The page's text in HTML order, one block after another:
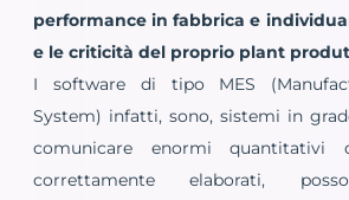
performance in fabbrica e
e le criticità del proprio plant
I software di tipo MES
System) infatti, sono, sistemi in
comunicare enormi
correttamente elaborati,